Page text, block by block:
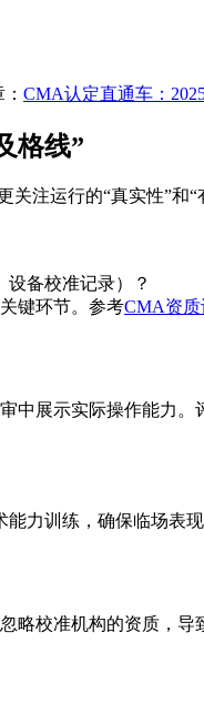
CMA认定直通车：
格线”
注运行的“真实性”和
备校准记录）？
键环节。参考CMA资质
中展示实际操作能力。
力训练，确保临场表现
略校准机构的资质，导